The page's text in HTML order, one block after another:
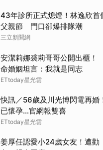
43年診所正式熄燈！林逸欣首
父親節 門口卻爆排隊潮
三立新聞網
安潔莉娜裘莉哥哥公開出櫃
命婚姻坦言：我就是同志
ETtoday星光雲
快訊／56歲及川光博閃電再
已懷孕…官網報雙喜
ETtoday星光雲
姜厚任認愛小24歲女友！遭勸